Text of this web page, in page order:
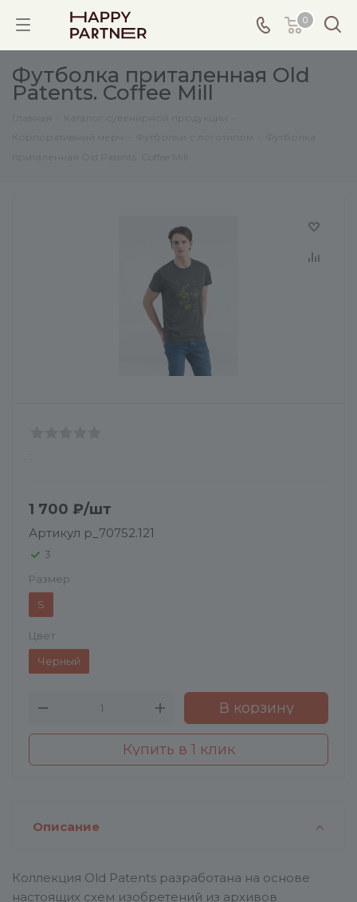
0
Футболка приталенная Old
Patents. Coffee Mill
:
1 700 ₽/шт
Артикул p_70752.121
3
Размер
S
Цвет
Черный
В корзину
Купить в 1 клик
Описание
Коллекция Old Patents разработана на основе
настоящих схем изобретений из архивов